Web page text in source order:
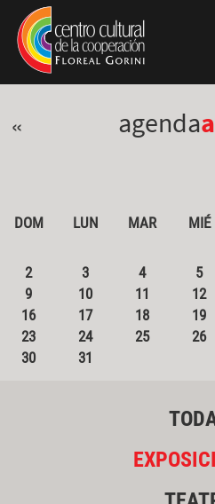
Pasar al contenido principal
Jump to main content
« agenda
DOM LUN MAR MIÉ
2
3 4 5
9
10 11 12
16
17 18 19
23
24 25 26
30
31